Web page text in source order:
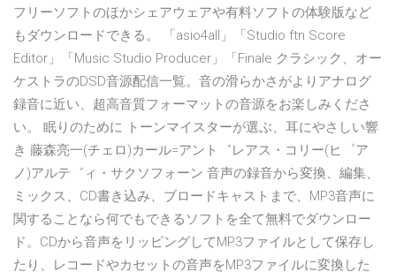
フリーソフトのほかシェアウェアや有料ソフトの体験版など
もダウンロードできる。 「asio4all」「Studio ftn Score
Editor」「Music Studio Producer」「Finale クラシック、オー
ケストラのDSD音源配信一覧。音の滑らかさがよりアナログ
録音に近い、超高音質フォーマットの音源をお楽しみくださ
い。 眠りのために トーンマイスターが選ぶ、耳にやさしい響
き 藤森亮一(チェロ)カール=アント゛レアス・コリー(ヒ゜ア
ノ)アルテ゛ィ・サクソフォーン 音声の録音から変換、編集、
ミックス、CD書き込み、ブロードキャストまで、MP3音声に
関することなら何でもできるソフトを全て無料でダウンロー
ド。CDから音声をリッピングしてMP3ファイルとして保存し
たり、レコードやカセットの音声をMP3ファイルに変換した